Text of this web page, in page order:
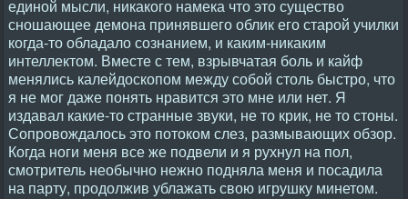
единой мысли, никакого намека что это существо
сношающее демона принявшего облик его старой училки
когда-то обладало сознанием, и каким-никаким
интеллектом. Вместе с тем, взрывчатая боль и кайф
менялись калейдоскопом между собой столь быстро, что
я не мог даже понять нравится это мне или нет. Я
издавал какие-то странные звуки, не то крик, не то стоны.
Сопровождалось это потоком слез, размывающих обзор.
Когда ноги меня все же подвели и я рухнул на пол,
смотритель необычно нежно подняла меня и посадила
на парту, продолжив ублажать свою игрушку минетом.